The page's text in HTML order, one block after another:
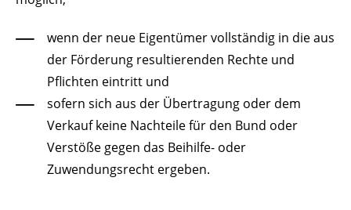
wenn der neue Eigentümer vollständig in die aus
der Förderung resultierenden Rechte und
Pflichten eintritt und
sofern sich aus der Übertragung oder dem
Verkauf keine Nachteile für den Bund oder
Verstöße gegen das Beihilfe- oder
Zuwendungsrecht ergeben.